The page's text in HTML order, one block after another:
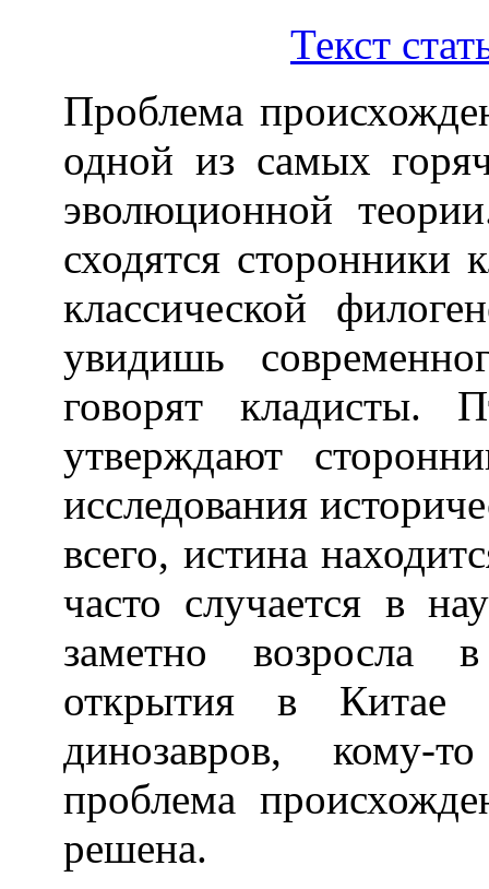
Текст
Проблема
одной из самых
эволюционной
сходятся сторонники
классической
увидишь
говорят
утверждают
исследования
всего, истина
часто случается в
заметно возросла
открытия в Китае
динозавров, кому-
проблема
решена.